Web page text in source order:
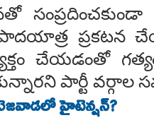
సంప్రదించకుండా
ప్రకటన
చేయడంతో
పార్టీ వర్గాల
హైటెన్షన్?